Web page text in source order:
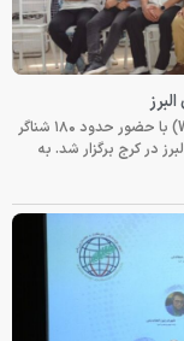
جشنواره بزرگداشت روز جهانی شنا (World Aquatics Day) با حضور حدود ۱۸۰ شناگر
در کرج برگزار شد. به